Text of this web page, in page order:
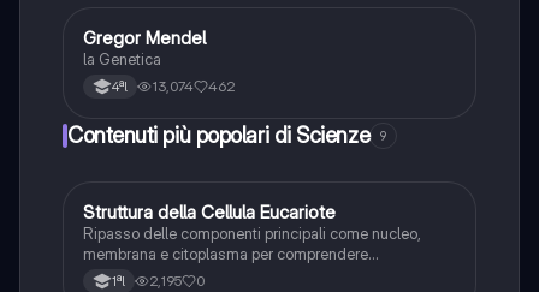
Scienze
Gregor Mendel
la Genetica
4ªl 13,074 462
Contenuti più popolari di Scienze 9
SScienze
Struttura della Cellula Eucariote
Ripasso delle componenti principali come nucleo,
membrana e citoplasma per comprendere
l'organizzazione di base della cellula.
1ªl 2,195 0